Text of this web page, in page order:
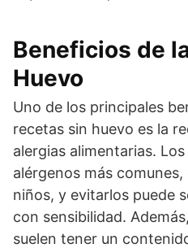
Beneficios de
Huevo
Uno de los principales
recetas sin huevo es la
alergias alimentarias.
alérgenos más
niños, y evitarlos puede
con sensibilidad.
suelen tener un